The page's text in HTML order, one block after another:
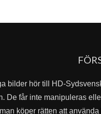
bilder hör till HD-
De får inte manipuleras
köper rätten att